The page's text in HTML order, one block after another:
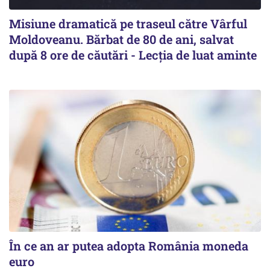
Misiune dramatică pe traseul către Vârful
Moldoveanu. Bărbat de 80 de ani, salvat
după 8 ore de căutări - Lecția de luat aminte
În ce an ar putea adopta România moneda
euro